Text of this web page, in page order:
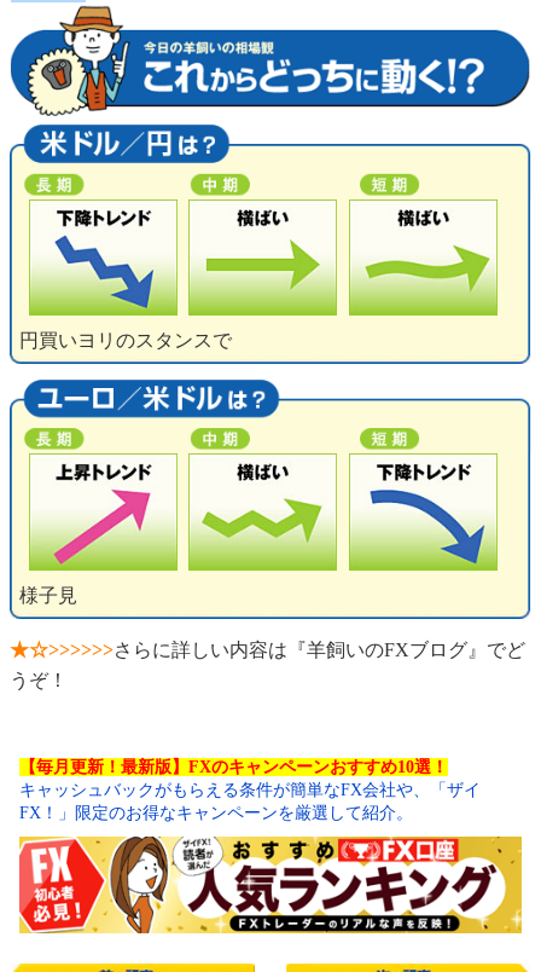
円買いヨリのスタンスで
様子見
★☆>>>>>>さらに詳しい内容は『羊飼いのFXブログ』でど
うぞ！
【毎月更新！最新版】FXのキャンペーンおすすめ10選！
キャッシュバックがもらえる条件が簡単なFX会社や、「ザイ
FX！」限定のお得なキャンペーンを厳選して紹介。